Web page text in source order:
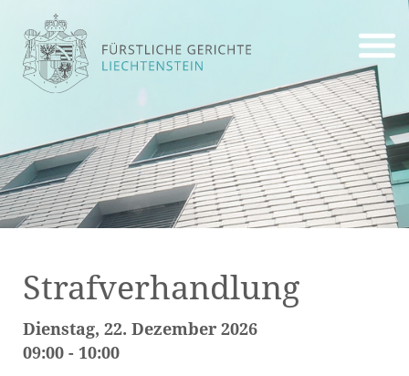
Strafverhandlung
Dienstag, 22. Dezember 2026
09:00 - 10:00